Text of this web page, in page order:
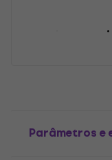
Parâmetros e